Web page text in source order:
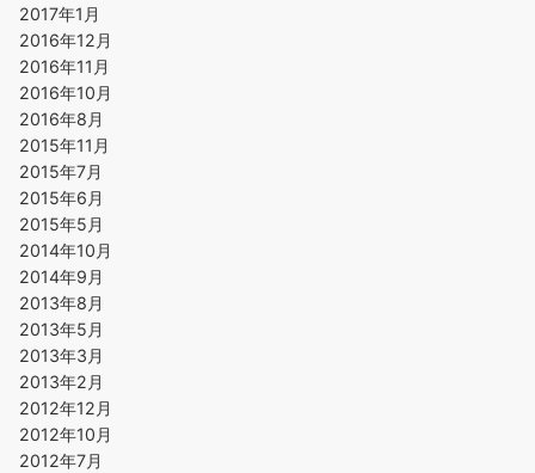
2017年1月
2016年12月
2016年11月
2016年10月
2016年8月
2015年11月
2015年7月
2015年6月
2015年5月
2014年10月
2014年9月
2013年8月
2013年5月
2013年3月
2013年2月
2012年12月
2012年10月
2012年7月